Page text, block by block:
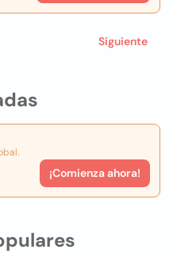
¡Comienza ahora!
Siguiente